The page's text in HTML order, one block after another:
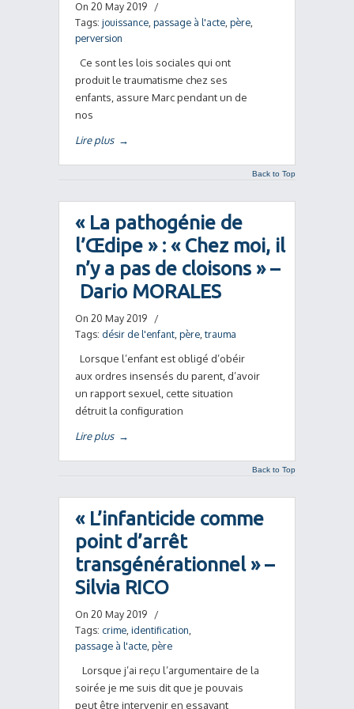
On 20 May 2019
/
Tags: jouissance passage à l'acte père
perversion
Ce sont les lois sociales qui ont
produit le traumatisme chez ses
enfants, assure Marc pendant un de
nos
Lire plus →
Back to Top
« La pathogénie de
l’Œdipe » : « Chez moi, il
n’y a pas de cloisons » –
Dario MORALES
On 20 May 2019
/
Tags: désir de l'enfant père trauma
Lorsque l’enfant est obligé d’obéir
aux ordres insensés du parent, d’avoir
un rapport sexuel, cette situation
détruit la configuration
Lire plus →
Back to Top
« L’infanticide comme
point d’arrêt
transgénérationnel » –
Silvia RICO
On 20 May 2019
/
Tags: crime identification
passage à l'acte père
Lorsque j’ai reçu l’argumentaire de la
soirée je me suis dit que je pouvais
peut être intervenir en essayant